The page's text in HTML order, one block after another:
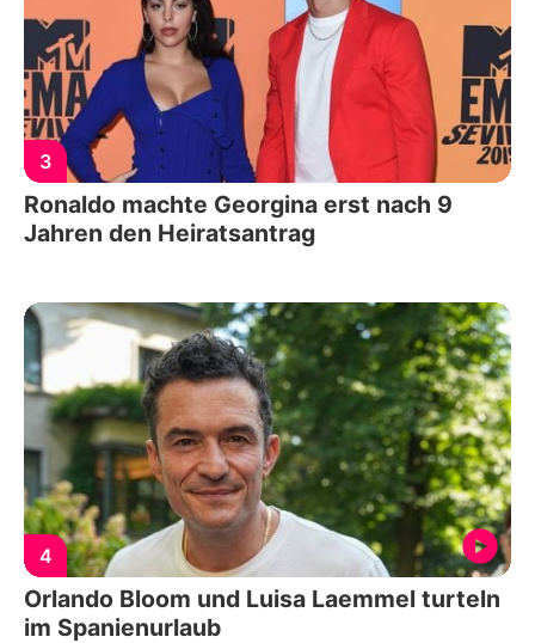
3
Ronaldo machte Georgina erst nach 9
Jahren den Heiratsantrag
4
Orlando Bloom und Luisa Laemmel turteln
im Spanienurlaub